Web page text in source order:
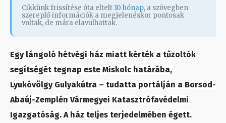
Cikkünk frissítése óta eltelt 10 hónap, a szövegben
szereplő információk a megjelenéskor pontosak
voltak, de mára elavulhattak.
Egy lángoló hétvégi ház miatt kérték a tűzoltók
segítségét tegnap este Miskolc határába,
Lyukóvölgy Gulyakútra – tudatta portálján a Borsod-
Abaúj-Zemplén Vármegyei Katasztrófavédelmi
Igazgatóság. A ház teljes terjedelmében égett.